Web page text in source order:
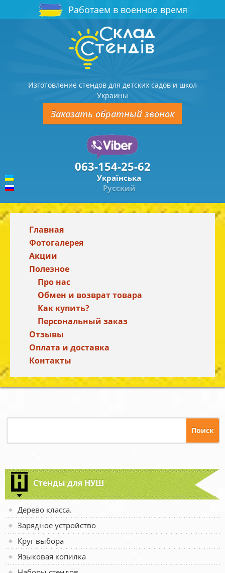
Работаем в военное время
Изготовление стендов для детских садов и школ
Украины
Заказать обратный звонок
063-154-25-62
Українська
Русский
Главная
Фотогалерея
Акции
Полезное
Про нас
Обмен и возврат товара
Как купить?
Персональный заказ
Отзывы
Оплата и доставка
Контакты
Стенды для НУШ
Дерево класса.
Зарядное устройство
Круг выбора
Языковая копилка